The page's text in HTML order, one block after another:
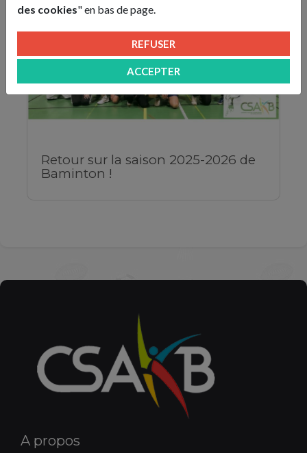
Retour sur la saison 2025-2026 de
Baminton !
A propos
des cookies" en bas de page.
REFUSER
ACCEPTER